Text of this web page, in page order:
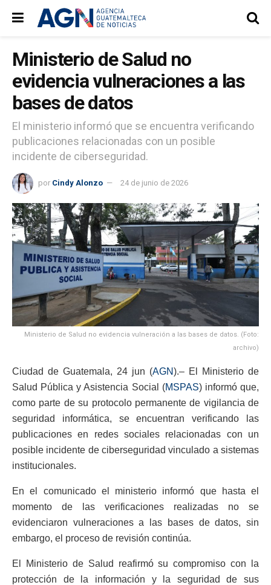
Ministerio de Salud no
evidencia vulneraciones a las
bases de datos
El ministerio informó que se encuentra verificando
publicaciones relacionadas con un posible
incidente de ciberseguridad.
por Cindy Alonzo 24 de junio de 2026
Ministerio de Salud no evidencia vulneración a las bases de datos. (Foto:
archivo)
Ciudad de Guatemala, 24 jun (AGN).– El Ministerio de
Salud Pública y Asistencia Social (MSPAS) informó que,
como parte de su protocolo permanente de vigilancia de
seguridad informática, se encuentran verificando las
publicaciones en redes sociales relacionadas con un
posible incidente de ciberseguridad vinculado a sistemas
institucionales.
En el comunicado el ministerio informó que hasta el
momento de las verificaciones realizadas no se
evidenciaron vulneraciones a las bases de datos, sin
embargo, el proceso de revisión continúa.
El Ministerio de Salud reafirmó su compromiso con la
protección de la información y la seguridad de sus